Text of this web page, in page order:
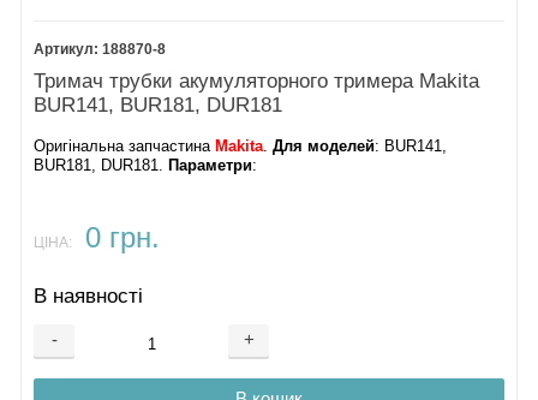
188870-8
Тримач трубки акумуляторного тримера Makita
BUR141, BUR181, DUR181
Оригінальна запчастина Makita.Для моделей: BUR141,
BUR181, DUR181. Параметри:
ЦІНА: 0 грн.
В наявності
- +